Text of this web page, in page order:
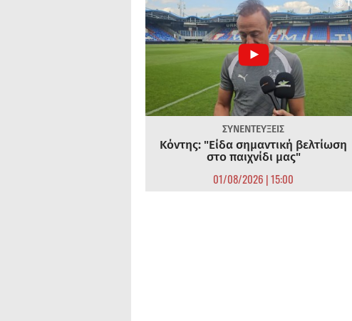
ΣΥΝΕΝΤΕΥΞΕΙΣ
Κόντης: "Είδα σημαντική βελτίωση
στο παιχνίδι μας"
01/08/2026 | 15:00